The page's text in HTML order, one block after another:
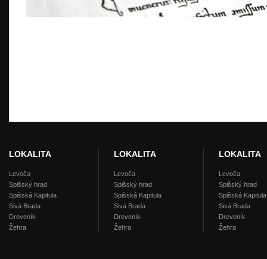
LOKALITA
Levoča
Spišský hrad
Spišská Kapitula
Sivá Brada
Dreveník
Žehra
LOKALITA
Levoča
Spišský hrad
Spišská Kapitula
Sivá Brada
Dreveník
Žehra
LOKALITA
Levoča
Spišský hrad
Spišská Kapitula
Sivá Brada
Dreveník
Žehra